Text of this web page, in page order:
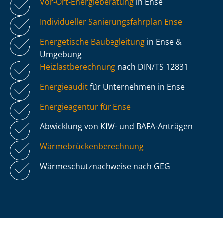
Individueller Sa­nie­rungs­fahr­plan Ense
Energetische Baubegleitung in Ense &
Umgebung
Heiz­last­be­rech­nung nach DIN/TS 12831
Energieauditfür Unternehmen in Ense
Energieagentur für Ense
Abwicklung von KfW- und BAFA-Anträgen
Wär­me­brü­cken­be­rech­nung
Wär­me­schutz­nach­wei­se nach GEG